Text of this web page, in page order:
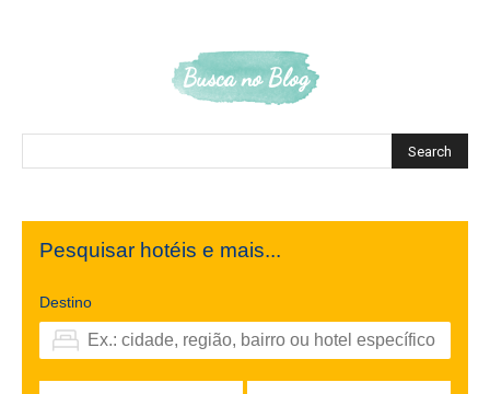
Busca no Blog
Pesquisar hotéis e mais...
Destino